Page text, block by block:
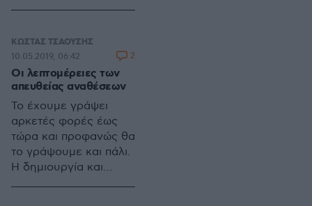
χρονιάς στο τόπο μας.
ΚΩΣΤΑΣ ΤΣΑΟΥΣΗΣ
Οι λεπτομέρειες των
απευθείας αναθέσεων
Το έχουμε γράψει
αρκετές φορές έως
τώρα και προφανώς θα
το γράψουμε και πάλι.
Η δημιουργία και
10.05.2019, 06:42 2